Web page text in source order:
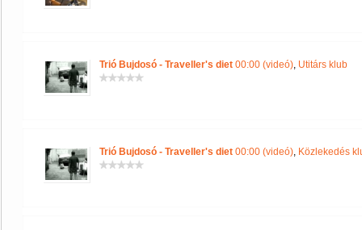
Trió Bujdosó - Traveller's diet 00:00 (videó), Utitárs klub
Trió Bujdosó - Traveller's diet 00:00 (videó), Közlekedés